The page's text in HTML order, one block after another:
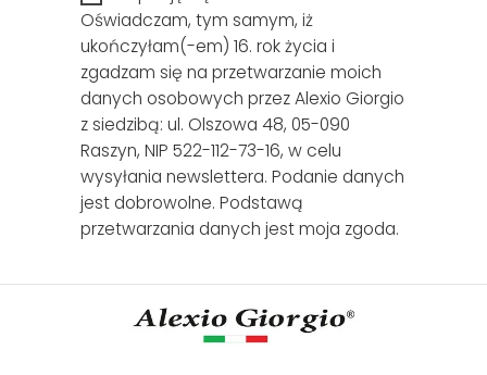
Oświadczam, tym samym, iż
ukończyłam(-em) 16. rok życia i
zgadzam się na przetwarzanie moich
danych osobowych przez Alexio Giorgio
z siedzibą: ul. Olszowa 48, 05-090
Raszyn, NIP 522-112-73-16, w celu
wysyłania newslettera. Podanie danych
jest dobrowolne. Podstawą
przetwarzania danych jest moja zgoda.